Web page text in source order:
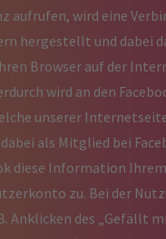
aufrufen, wird eine
hergestellt und dabei
Browser auf der
wird an den
unserer
dabei als Mitglied bei
diese Information
zu. Bei der
Anklicken des „Gefällt